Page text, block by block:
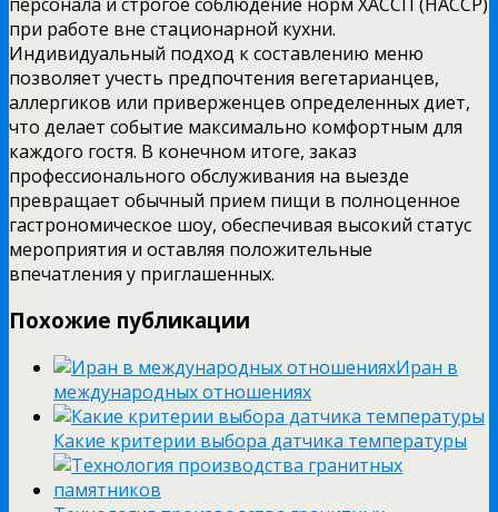
при работе вне стационарной кухни.
Индивидуальный подход к составлению меню
позволяет учесть предпочтения вегетарианцев,
аллергиков или приверженцев определенных диет,
что делает событие максимально комфортным для
каждого гостя. В конечном итоге, заказ
профессионального обслуживания на выезде
превращает обычный прием пищи в полноценное
гастрономическое шоу, обеспечивая высокий статус
мероприятия и оставляя положительные
впечатления у приглашенных.
Похожие публикации
Иран в
международных отношениях
Какие критерии выбора датчика температуры